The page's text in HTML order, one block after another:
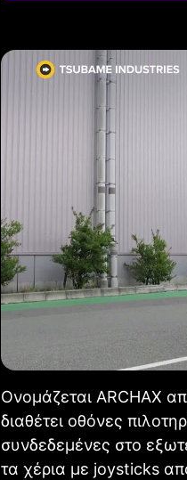
Ονομάζεται ARCHAX
διαθέτει οθόνες
συνδεδεμένες στο
τα χέρια με joysticks